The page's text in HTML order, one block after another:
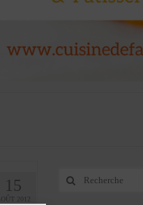
15
2012
Rechercher